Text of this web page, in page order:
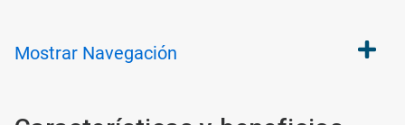
Mostrar Navegación